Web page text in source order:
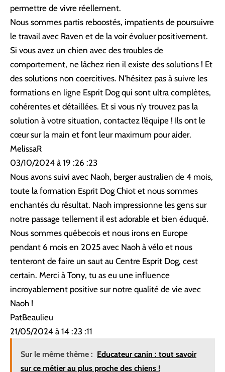
permettre de vivre réellement.
Nous sommes partis reboostés, impatients de poursuivre
le travail avec Raven et de la voir évoluer positivement.
Si vous avez un chien avec des troubles de
comportement, ne lâchez rien il existe des solutions ! Et
des solutions non coercitives. N’hésitez pas à suivre les
formations en ligne Esprit Dog qui sont ultra complètes,
cohérentes et détaillées. Et si vous n’y trouvez pas la
solution à votre situation, contactez l’équipe ! Ils ont le
cœur sur la main et font leur maximum pour aider.
MelissaR
03/10/2024 à 19 :26 :23
Nous avons suivi avec Naoh, berger australien de 4 mois,
toute la formation Esprit Dog Chiot et nous sommes
enchantés du résultat. Naoh impressionne les gens sur
notre passage tellement il est adorable et bien éduqué.
Nous sommes québecois et nous irons en Europe
pendant 6 mois en 2025 avec Naoh à vélo et nous
tenteront de faire un saut au Centre Esprit Dog, cest
certain. Merci à Tony, tu as eu une influence
incroyablement positive sur notre qualité de vie avec
Naoh !
PatBeaulieu
21/05/2024 à 14 :23 :11
Sur le même thème : Educateur canin : tout savoir
sur ce métier au plus proche des chiens !